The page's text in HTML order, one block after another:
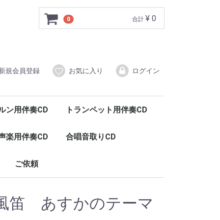
0
合計 ¥ 0
規会員登録 お気に入り ログイン
ン用伴奏CD トランペット用伴奏CD
楽用伴奏CD 合唱音取りCD
ご依頼
笛 あすかのテーマ